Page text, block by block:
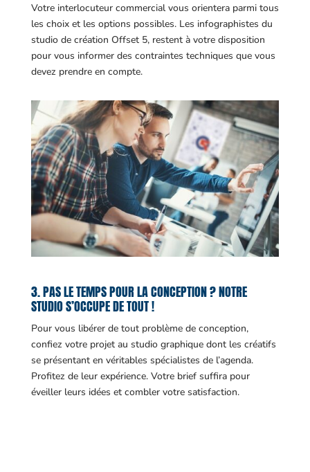
Votre interlocuteur commercial vous orientera parmi tous
les choix et les options possibles. Les infographistes du
studio de création Offset 5, restent à votre disposition
pour vous informer des contraintes techniques que vous
devez prendre en compte.
3. PAS LE TEMPS POUR LA CONCEPTION ? NOTRE
STUDIO S’OCCUPE DE TOUT !
Pour vous libérer de tout problème de conception,
confiez votre projet au studio graphique dont les créatifs
se présentant en véritables spécialistes de l’agenda.
Profitez de leur expérience. Votre brief suffira pour
éveiller leurs idées et combler votre satisfaction.